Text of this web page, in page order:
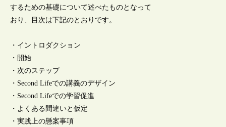
するための基礎について述べたものとなって
おり、目次は下記のとおりです。
・イントロダクション
・開始
・次のステップ
・Second Lifeでの講義のデザイン
・Second Lifeでの学習促進
・よくある間違いと仮定
・実践上の懸案事項